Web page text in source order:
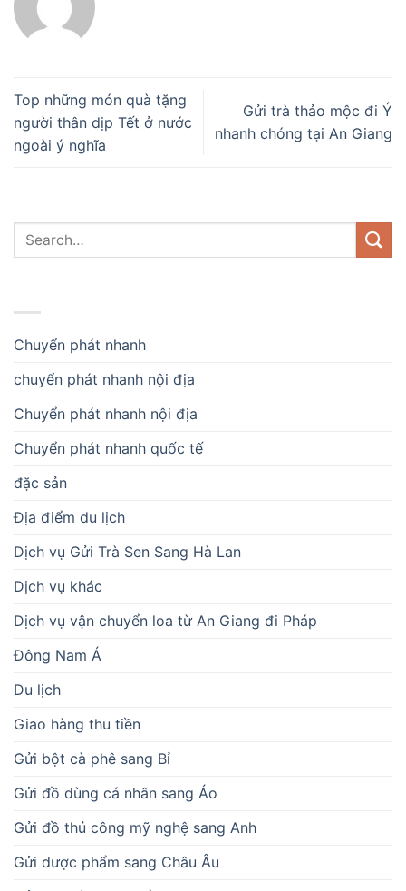
Top những món quà tặng
người thân dịp Tết ở nước
ngoài ý nghĩa
Gửi trà thảo mộc đi Ý
nhanh chóng tại An Giang
Chuyển phát nhanh
chuyển phát nhanh nội địa
Chuyển phát nhanh nội địa
Chuyển phát nhanh quốc tế
đặc sản
Địa điểm du lịch
Dịch vụ Gửi Trà Sen Sang Hà Lan
Dịch vụ khác
Dịch vụ vận chuyển loa từ An Giang đi Pháp
Đông Nam Á
Du lịch
Giao hàng thu tiền
Gửi bột cà phê sang Bỉ
Gửi đồ dùng cá nhân sang Áo
Gửi đồ thủ công mỹ nghệ sang Anh
Gửi dược phẩm sang Châu Âu